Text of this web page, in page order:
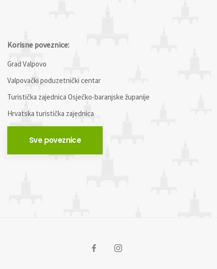
Korisne poveznice:
Grad Valpovo
Valpovački poduzetnički centar
Turistička zajednica Osječko-baranjske županije
Hrvatska turistička zajednica
Sve poveznice